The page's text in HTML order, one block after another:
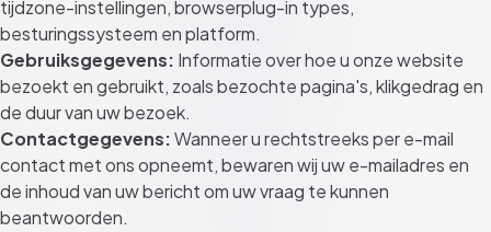
tijdzone-instellingen, browserplug-in types,
besturingssysteem en platform.
Gebruiksgegevens: Informatie over hoe u onze website
bezoekt en gebruikt, zoals bezochte pagina's, klikgedrag en
de duur van uw bezoek.
Contactgegevens:Wanneer u rechtstreeks per e-mail
contact met ons opneemt, bewaren wij uw e-mailadres en
de inhoud van uw bericht om uw vraag te kunnen
beantwoorden.